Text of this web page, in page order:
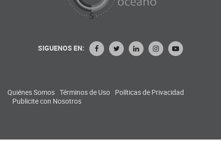
SIGUENOS EN:
Quiénes Somos Términos de Uso Políticas de Privacidad
Publicite con Nosotros